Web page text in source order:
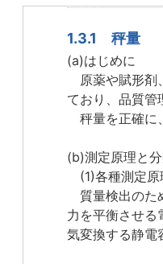
1.3.1 秤量
(a)はじめに
原薬や賦形剤
ており、品質管
秤量を正確に
(b)測定原理と
(1)各種測定原
質量検出のた
力を平衡させ
気変換する静電